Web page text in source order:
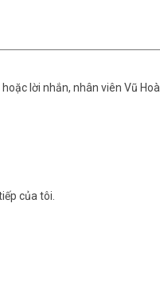
lời nhắn, nhân viên Vũ
của tôi.